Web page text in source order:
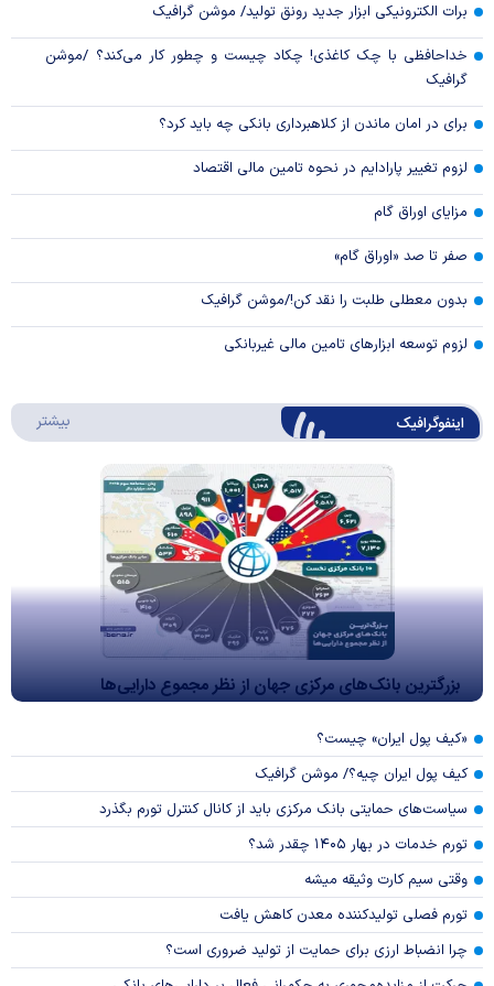
برات الکترونیکی ابزار جدید رونق تولید/ موشن گرافیک
خداحافظی با چک کاغذی! چکاد چیست و چطور کار می‌کند؟ /موشن
گرافیک
برای در امان ماندن از کلاهبرداری بانکی چه باید کرد؟
لزوم تغییر پارادایم در نحوه تامین مالی اقتصاد
مزایای اوراق گام
صفر تا صد «اوراق گام»
بدون معطلی طلبت را نقد کن!/موشن گرافیک
لزوم توسعه ابزارهای تامین مالی غیربانکی
اینفوگرافیک بیشتر
بزرگترین بانک‌های مرکزی جهان از نظر مجموع دارایی‌ها
«کیف پول ایران» چیست؟
کیف پول ایران چیه؟/ موشن گرافیک
سیاست‌های حمایتی بانک مرکزی باید از کانال کنترل تورم بگذرد
تورم خدمات در بهار ۱۴۰۵ چقدر شد؟
وقتی سیم کارت وثیقه میشه
تورم فصلی تولیدکننده معدن کاهش یافت
چرا انضباط ارزی برای حمایت از تولید ضروری است؟